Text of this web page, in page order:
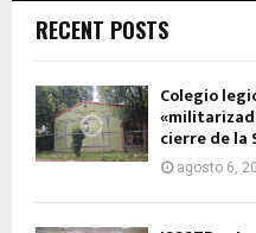
RECENT POSTS
Colegio
cierre de la
agosto 6,